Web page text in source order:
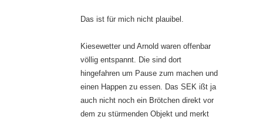
Das ist für mich nicht plauibel.
Kiesewetter und Arnold waren offenbar
völlig entspannt. Die sind dort
hingefahren um Pause zum machen und
einen Happen zu essen. Das SEK ißt ja
auch nicht noch ein Brötchen direkt vor
dem zu stürmenden Objekt und merkt